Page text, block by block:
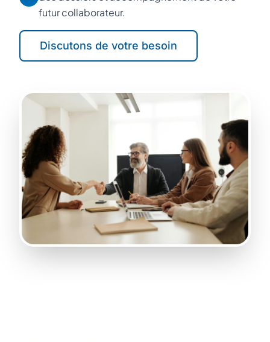
futur collaborateur.
Discutons de votre besoin